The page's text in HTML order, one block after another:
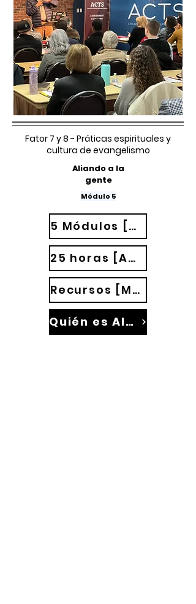
Fator 7 y 8 - Práticas espirituales y
cultura de evangelismo
Aliando a la
gente
Módulo 5
5 Módulos [40 aulas]
25 horas [Aulas TED Talks]
Recursos [Materiales]
Quién es Alex Palmeira